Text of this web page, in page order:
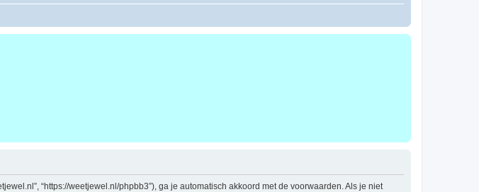
“https://weetjewel.nl/phpbb3”), ga je automatisch akkoord met de voorwaarden. Als je niet